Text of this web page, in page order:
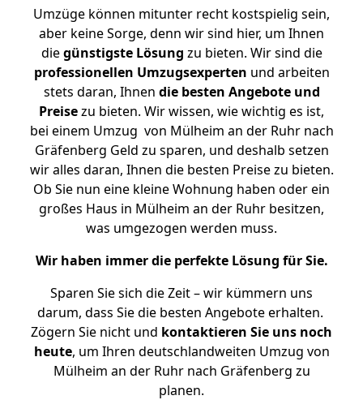
Umzüge können mitunter recht kostspielig sein,
aber keine Sorge, denn wir sind hier, um Ihnen
diegünstigste Lösung zu bieten. Wir sind die
professionellen Umzugsexperten und arbeiten
stets daran, Ihnen die besten Angebote und
Preisezu bieten. Wir wissen, wie wichtig es ist,
bei einem Umzug von Mülheim an der Ruhr nach
Gräfenberg Geld zu sparen, und deshalb setzen
wir alles daran, Ihnen die besten Preise zu bieten.
Ob Sie nun eine kleine Wohnung haben oder ein
großes Haus in Mülheim an der Ruhr besitzen,
was umgezogen werden muss.
Wir haben immer die perfekte Lösung für Sie.
Sparen Sie sich die Zeit – wir kümmern uns
darum, dass Sie die besten Angebote erhalten.
Zögern Sie nicht und kontaktieren Sie uns noch
heute, um Ihren deutschlandweiten Umzug von
Mülheim an der Ruhr nach Gräfenberg zu
planen.